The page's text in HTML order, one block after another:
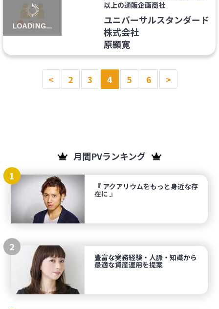
以上の通販企画商社
ユニバーサルスタンダード
株式会社
原顯寛
< 2 3 4 5 6 >
月間PVランキング
1
『 アクアリウムをもっと身近な存
在に 』
2
豊富な実務経験・人脈・知識から
最適な資産運用を提案